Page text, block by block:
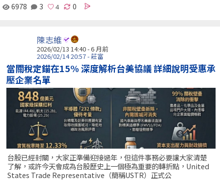
6978 3 0
陳志維
2026/02/13 14:40 - 6 月前
2026/02/14 20:57 - 莊富
當關稅定錨在15% 深度解析台美協議 詳細說明受惠承
壓企業名單
台股已經封關，大家正準備迎接過年，但這件事務必要讓大家清楚
了解，或許今天會成為台股歷史上一個極為重要的轉折點，United
States Trade Representative（簡稱USTR）正式公